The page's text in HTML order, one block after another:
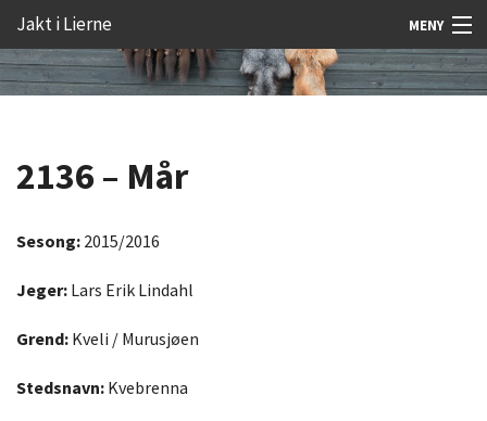
Jakt i Lierne MENY
Nyheter
Fangst
innholdet
Forstørre
2136 – Mår
Sesong: 2015/2016
Jeger: Lars Erik Lindahl
Grend: Kveli / Murusjøen
Stedsnavn: Kvebrenna